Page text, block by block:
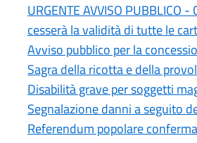
URGENTE AVVISO
cesserà la validità di tutte le
Avviso pubblico per la
Sagra della ricotta e della
Disabilità grave per soggetti
Segnalazione danni a seguito
Referendum popolare